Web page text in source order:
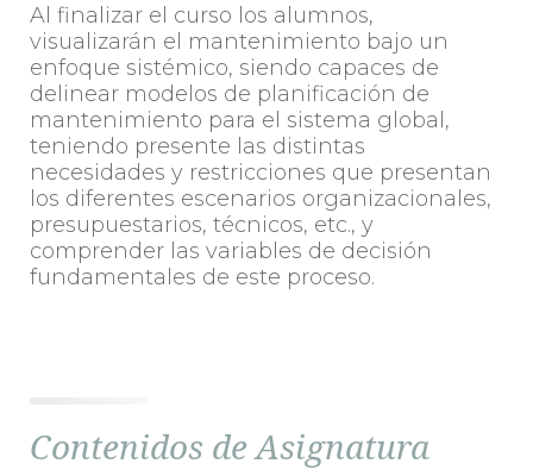
Al finalizar el curso los alumnos,
visualizarán el mantenimiento bajo un
enfoque sistémico, siendo capaces de
delinear modelos de planificación de
mantenimiento para el sistema global,
teniendo presente las distintas
necesidades y restricciones que presentan
los diferentes escenarios organizacionales,
presupuestarios, técnicos, etc., y
comprender las variables de decisión
fundamentales de este proceso.
Contenidos de Asignatura